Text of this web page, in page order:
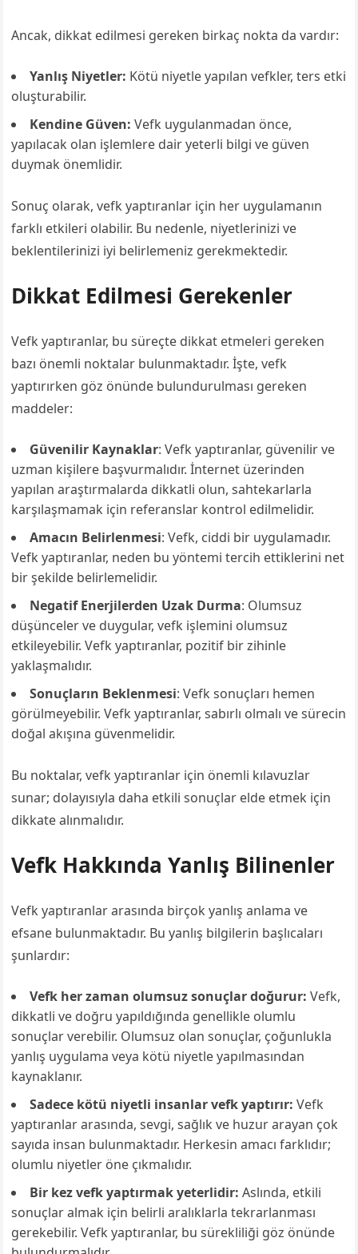
Ancak, dikkat edilmesi gereken birkaç nokta da vardır:
Yanlış Niyetler: Kötü niyetle yapılan vefkler, ters etki
oluşturabilir.
Kendine Güven: Vefk uygulanmadan önce,
yapılacak olan işlemlere dair yeterli bilgi ve güven
duymak önemlidir.
Sonuç olarak, vefk yaptıranlar için her uygulamanın
farklı etkileri olabilir. Bu nedenle, niyetlerinizi ve
beklentilerinizi iyi belirlemeniz gerekmektedir.
Dikkat Edilmesi Gerekenler
Vefk yaptıranlar, bu süreçte dikkat etmeleri gereken
bazı önemli noktalar bulunmaktadır. İşte, vefk
yaptırırken göz önünde bulundurulması gereken
maddeler:
Güvenilir Kaynaklar: Vefk yaptıranlar, güvenilir ve
uzman kişilere başvurmalıdır. İnternet üzerinden
yapılan araştırmalarda dikkatli olun, sahtekarlarla
karşılaşmamak için referanslar kontrol edilmelidir.
Amacın Belirlenmesi: Vefk, ciddi bir uygulamadır.
Vefk yaptıranlar, neden bu yöntemi tercih ettiklerini net
bir şekilde belirlemelidir.
Negatif Enerjilerden Uzak Durma: Olumsuz
düşünceler ve duygular, vefk işlemini olumsuz
etkileyebilir. Vefk yaptıranlar, pozitif bir zihinle
yaklaşmalıdır.
Sonuçların Beklenmesi: Vefk sonuçları hemen
görülmeyebilir. Vefk yaptıranlar, sabırlı olmalı ve sürecin
doğal akışına güvenmelidir.
Bu noktalar, vefk yaptıranlar için önemli kılavuzlar
sunar; dolayısıyla daha etkili sonuçlar elde etmek için
dikkate alınmalıdır.
Vefk Hakkında Yanlış Bilinenler
Vefk yaptıranlar arasında birçok yanlış anlama ve
efsane bulunmaktadır. Bu yanlış bilgilerin başlıcaları
şunlardır:
Vefk her zaman olumsuz sonuçlar doğurur: Vefk,
dikkatli ve doğru yapıldığında genellikle olumlu
sonuçlar verebilir. Olumsuz olan sonuçlar, çoğunlukla
yanlış uygulama veya kötü niyetle yapılmasından
kaynaklanır.
Sadece kötü niyetli insanlar vefk yaptırır: Vefk
yaptıranlar arasında, sevgi, sağlık ve huzur arayan çok
sayıda insan bulunmaktadır. Herkesin amacı farklıdır;
olumlu niyetler öne çıkmalıdır.
Bir kez vefk yaptırmak yeterlidir: Aslında, etkili
sonuçlar almak için belirli aralıklarla tekrarlanması
gerekebilir. Vefk yaptıranlar, bu sürekliliği göz önünde